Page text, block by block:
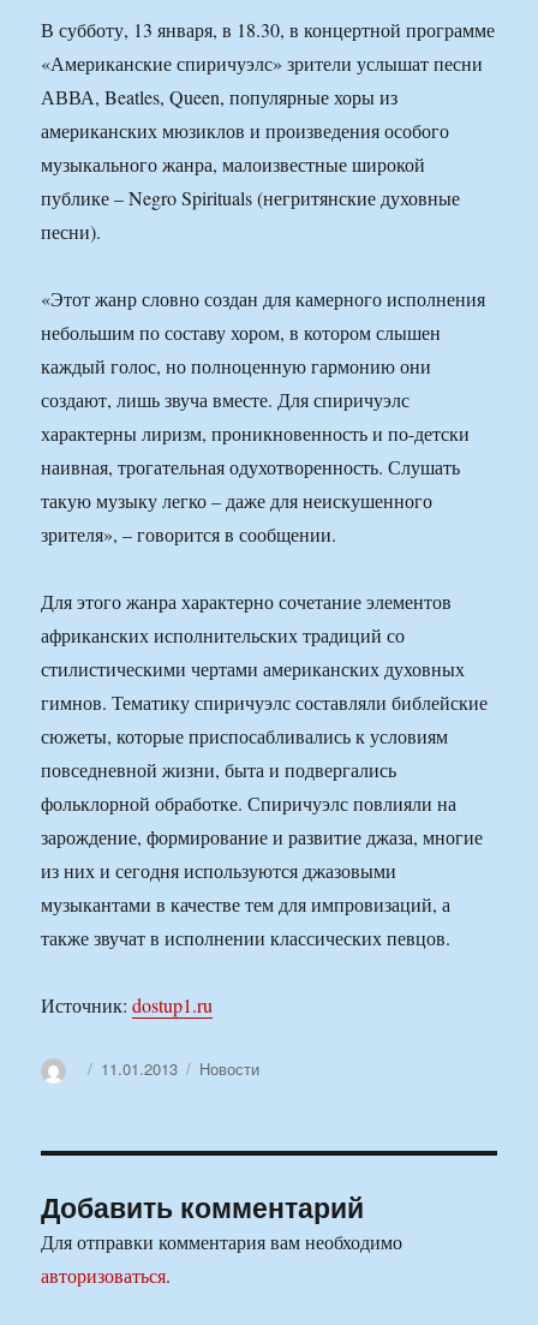
В субботу, 13 января, в 18.30, в концертной программе
«Американские спиричуэлс» зрители услышат песни
АВВА, Beatles, Queen, популярные хоры из
американских мюзиклов и произведения особого
музыкального жанра, малоизвестные широкой
публике – Negro Spirituals (негритянские духовные
песни).
«Этот жанр словно создан для камерного исполнения
небольшим по составу хором, в котором слышен
каждый голос, но полноценную гармонию они
создают, лишь звуча вместе. Для спиричуэлс
характерны лиризм, проникновенность и по-детски
наивная, трогательная одухотворенность. Слушать
такую музыку легко – даже для неискушенного
зрителя», – говорится в сообщении.
Для этого жанра характерно сочетание элементов
африканских исполнительских традиций со
стилистическими чертами американских духовных
гимнов. Тематику спиричуэлс составляли библейские
сюжеты, которые приспосабливались к условиям
повседневной жизни, быта и подвергались
фольклорной обработке. Спиричуэлс повлияли на
зарождение, формирование и развитие джаза, многие
из них и сегодня используются джазовыми
музыкантами в качестве тем для импровизаций, а
также звучат в исполнении классических певцов.
Источник:dostup1.ru
АвторОпубликовано
11.01.2013 Рубрики
Новости
Добавить комментарий
Для отправки комментария вам необходимо
авторизоваться.